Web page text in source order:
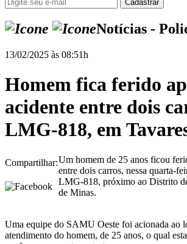
Notícias -
13/02/2025 às 08:51h
Homem fica ferido
acidente entre dois
LMG-818, em
Compartilhar:Um homem de 25 anos ficou
entre dois carros, nessa quarta-
LMG-818, próximo ao Distrito
de Minas.
Uma equipe do SAMU Oeste foi acionada ao
atendimento do homem, de 25 anos, o qual